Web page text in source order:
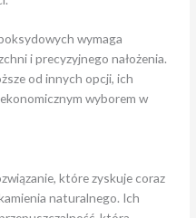
wymaga
i precyzyjnego nałożenia.
od innych opcji, ich
wyborem w
które zyskuje coraz
naturalnego. Ich